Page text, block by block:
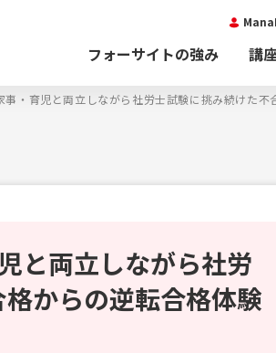
フォーサイトの強み 講
事・育児と両立しながら社労士試験に挑み続けた不
と両立しながら社労
からの逆転合格体験